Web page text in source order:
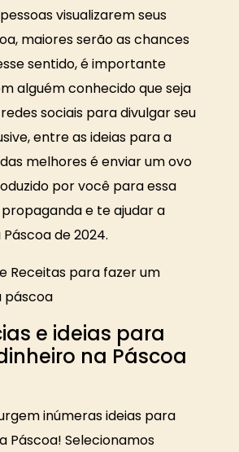
visualizarem seus
maiores serão as chances
sentido, é importante
alguém conhecido que seja
sociais para divulgar seu
entre as ideias para a
melhores é enviar um ovo
por você para essa
e te ajudar a
de 2024.
e ideias para
na Páscoa
inúmeras ideias para
Páscoa! Selecionamos